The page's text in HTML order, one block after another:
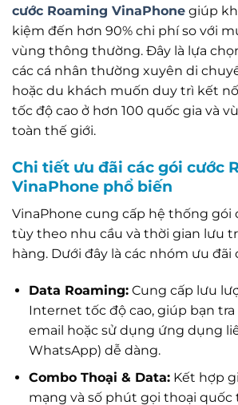
cước Roaming VinaPhone giúp
kiệm đến hơn 90% chi phí so với
vùng thông thường. Đây là lựa
các cá nhân thường xuyên di
hoặc du khách muốn duy trì kết
tốc độ cao ở hơn 100 quốc gia và
toàn thế giới.
Chi tiết ưu đãi các gói cước
VinaPhone phổ biến
VinaPhone cung cấp hệ thống gói
tùy theo nhu cầu và thời gian lưu
hàng. Dưới đây là các nhóm ưu đãi
Data Roaming:Cung cấp lưu
Internet tốc độ cao, giúp bạn
email hoặc sử dụng ứng dụng
WhatsApp) dễ dàng.
Combo Thoại & Data:Kết hợp
mạng và số phút gọi thoại quốc